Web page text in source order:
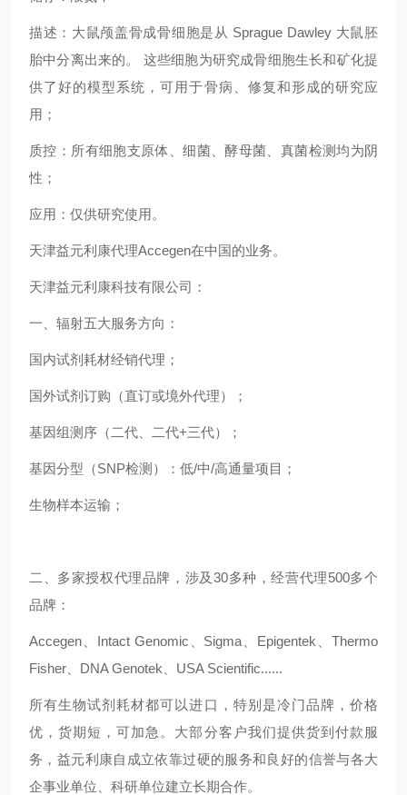
描述：大鼠颅盖骨成骨细胞是从 Sprague Dawley 大鼠胚
胎中分离出来的。 这些细胞为研究成骨细胞生长和矿化提
供了好的模型系统，可用于骨病、修复和形成的研究应
用；
质控：所有细胞支原体、细菌、酵母菌、真菌检测均为阴
性；
应用：仅供研究使用。
天津益元利康代理Accegen在中国的业务。
天津益元利康科技有限公司：
一、辐射五大服务方向：
国内试剂耗材经销代理；
国外试剂订购（直订或境外代理）；
基因组测序（二代、二代+三代）；
基因分型（SNP检测）：低/中/高通量项目；
生物样本运输；
二、多家授权代理品牌，涉及30多种，经营代理500多个
品牌：
Accegen、Intact Genomic、Sigma、Epigentek、Thermo
Fisher、DNA Genotek、USA Scientific......
所有生物试剂耗材都可以进口，特别是冷门品牌，价格
优，货期短，可加急。大部分客户我们提供货到付款服
务， 益元利康自成立依靠过硬的服务和良好的信誉与各大
企事业单位、科研单位建立长期合作。